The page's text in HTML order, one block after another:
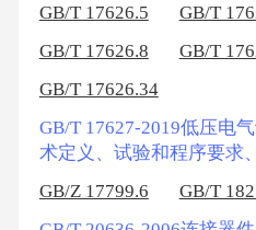
GB/T 17626.5
GB/T
GB/T 17626.8
GB/T
GB/T 17626.34
GB/T 17627-2019低压电
术定义、试验和程序要求
GB/Z 17799.6
GB/T